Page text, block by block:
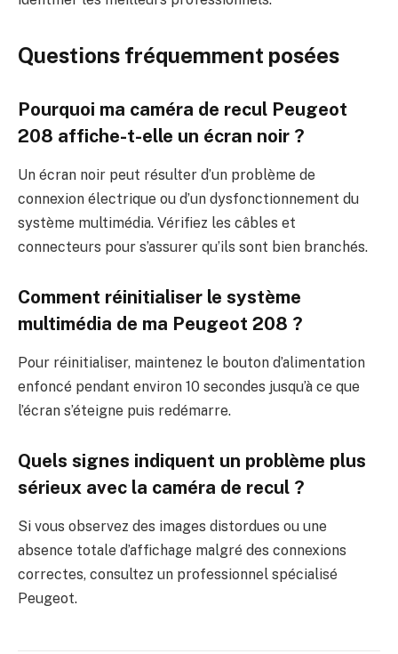
Questions fréquemment posées
Pourquoi ma caméra de recul Peugeot
208 affiche-t-elle un écran noir ?
Un écran noir peut résulter d’un problème de
connexion électrique ou d’un dysfonctionnement du
système multimédia. Vérifiez les câbles et
connecteurs pour s’assurer qu’ils sont bien branchés.
Comment réinitialiser le système
multimédia de ma Peugeot 208 ?
Pour réinitialiser, maintenez le bouton d’alimentation
enfoncé pendant environ 10 secondes jusqu’à ce que
l’écran s’éteigne puis redémarre.
Quels signes indiquent un problème plus
sérieux avec la caméra de recul ?
Si vous observez des images distordues ou une
absence totale d’affichage malgré des connexions
correctes, consultez un professionnel spécialisé
Peugeot.